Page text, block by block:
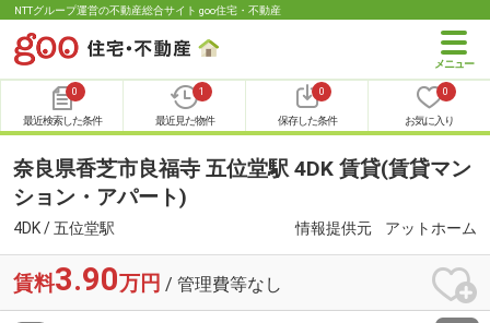
NTTグループ運営の不動産総合サイト goo住宅・不動産
0
最近検索した条件
1
最近見た物件
0
保存した条件
0
お気に入り
奈良県香芝市良福寺 五位堂駅 4DK 賃貸(賃貸マン
ション・アパート)
4DK / 五位堂駅 情報提供元 アットホーム
賃料3.90万円 / 管理費等なし